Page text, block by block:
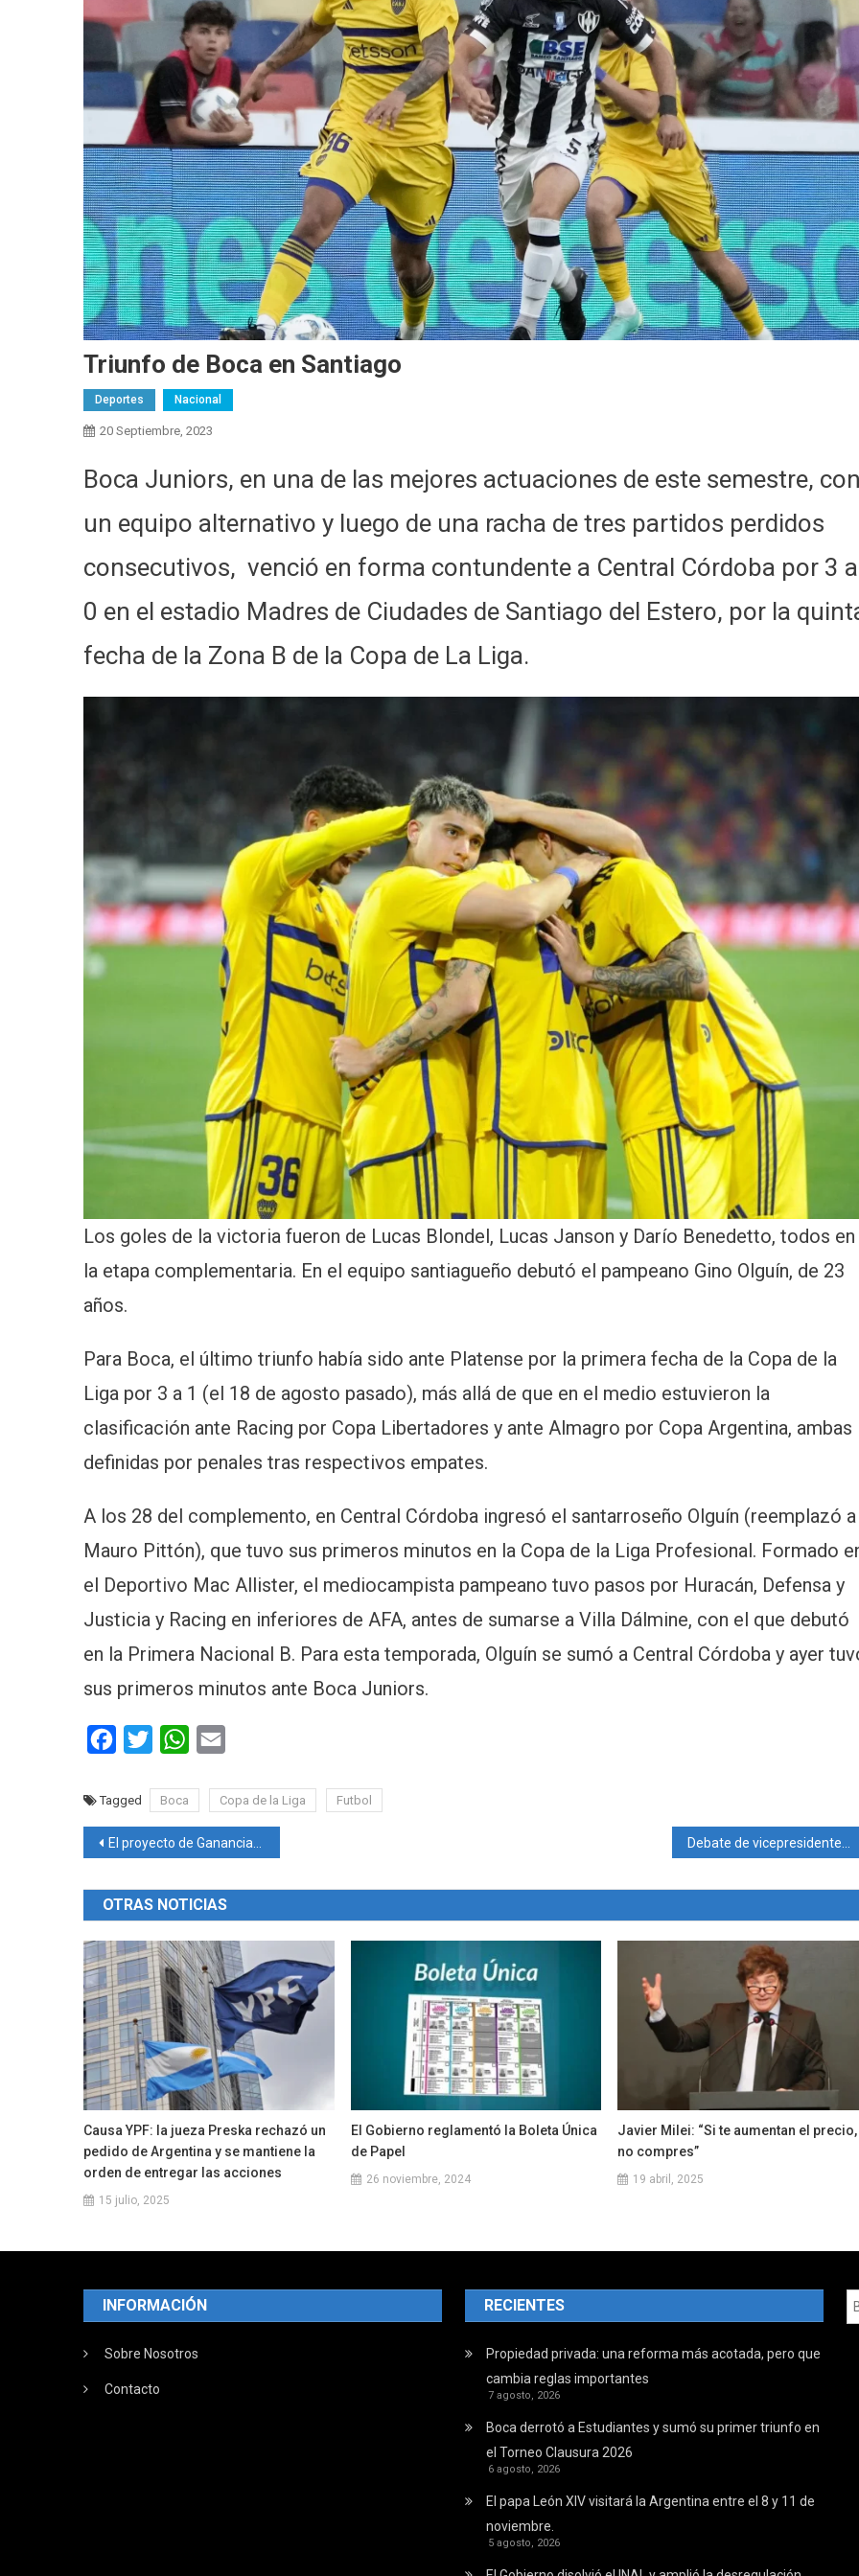
Triunfo de Boca en Santiago
Deportes Nacional
20 Septiembre, 2023
Boca Juniors, en una de las mejores actuaciones de este semestre,
un equipo alternativo y luego de una racha de tres partidos perdidos
consecutivos, venció en forma contundente a Central Córdoba por 3 a
0 en el estadio Madres de Ciudades de Santiago del Estero, por la
fecha de la Zona B de la Copa de La Liga.
Los goles de la victoria fueron de Lucas Blondel, Lucas Janson y Darío Benedetto, todos en
la etapa complementaria. En el equipo santiagueño debutó el pampeano Gino Olguín, de 23
años.
Para Boca, el último triunfo había sido ante Platense por la primera fecha de la Copa de la
Liga por 3 a 1 (el 18 de agosto pasado), más allá de que en el medio estuvieron la
clasificación ante Racing por Copa Libertadores y ante Almagro por Copa Argentina, ambas
definidas por penales tras respectivos empates.
A los 28 del complemento, en Central Córdoba ingresó el santarroseño Olguín (reemplazó a
Mauro Pittón), que tuvo sus primeros minutos en la Copa de la Liga Profesional. Formado
el Deportivo Mac Allister, el mediocampista pampeano tuvo pasos por Huracán, Defensa y
Justicia y Racing en inferiores de AFA, antes de sumarse a Villa Dálmine, con el que debutó
en la Primera Nacional B. Para esta temporada, Olguín se sumó a Central Córdoba y ayer
sus primeros minutos ante Boca Juniors.
Facebook
Twitter WhatsApp
Tagged Boca Copa de la Liga Futbol
Navegación
de
entradas
El proyecto de Ganancias aprobado en Diputados
OTRAS NOTICIAS
Causa YPF: la jueza Preska rechazó un
pedido de Argentina y se mantiene la
orden de entregar las acciones
15 julio, 2025
El Gobierno reglamentó la Boleta Única
de Papel
26 noviembre, 2024
Javier Milei: “Si te aumentan el precio,
no compres”
19 abril, 2025
INFORMACIÓN
Sobre Nosotros
Contacto
RECIENTES
Propiedad privada: una reforma más acotada, pero que
cambia reglas importantes
7 agosto, 2026
Boca derrotó a Estudiantes y sumó su primer triunfo en
el Torneo Clausura 2026
6 agosto, 2026
El papa León XIV visitará la Argentina entre el 8 y 11 de
noviembre.
5 agosto, 2026